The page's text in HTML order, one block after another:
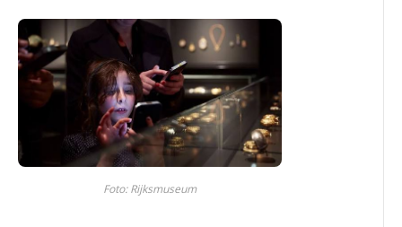
Foto: Rijksmuseum